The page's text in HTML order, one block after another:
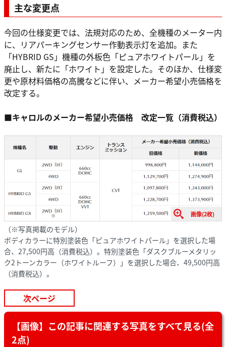
主な変更点
今回の仕様変更では、法規対応のため、全機種のメーター内
に、リアパーキングセンサー作動表示灯を追加。また
「HYBRID GS」機種の外板色「ピュアホワイトパール」を
廃止し、新たに「ホワイト」を設定した。そのほか、仕様変
更や原材料価格の高騰などに伴い、メーカー希望小売価格を
改定する。
■キャロルのメーカー希望小売価格 改定一覧（消費税込）
画像(2枚)
（※写真掲載のモデル）
ボディカラーに特別塗装色「ピュアホワイトパール」を選択した場
合、27,500円高（消費税込）。特別塗装色「ダスクブルーメタリッ
ク2トーンカラー（ホワイトルーフ）」を選択した場合、49,500円高
（消費税込）。
次ページ
【画像】この記事に関連する写真をすべて見る(全
2点)